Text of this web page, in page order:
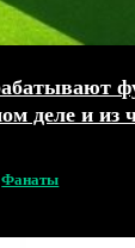
деле и из
Фанаты